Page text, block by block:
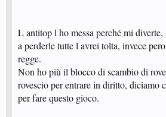
L antitop l ho messa perché mi
a perderle tutte l avrei tolta, invece
regge.
Non ho più il blocco di scambio di
rovescio per entrare in diritto, diciamo
per fare questo gioco.